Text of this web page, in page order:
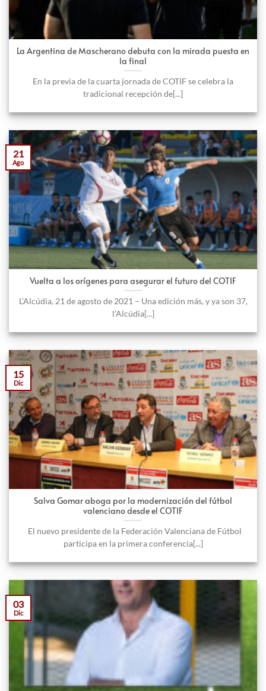
La Argentina de Mascherano debuta con la mirada puesta en
la final
En la previa de la cuarta jornada de COTIF se celebra la
tradicional recepción de[...]
Vuelta a los orígenes para asegurar el futuro del COTIF
L’Alcúdia, 21 de agosto de 2021 – Una edición más, y ya son 37,
l’Alcúdia[...]
21
Ago
Salva Gomar aboga por la modernización del fútbol
valenciano desde el COTIF
El nuevo presidente de la Federación Valenciana de Fútbol
participa en la primera conferencia[...]
15
Dic
03
Dic